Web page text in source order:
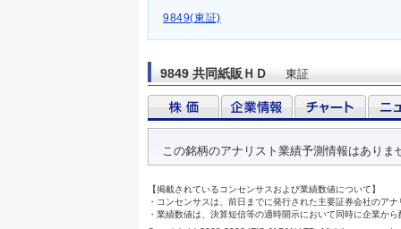
9849(東証)
9849 共同紙販ＨＤ 東証